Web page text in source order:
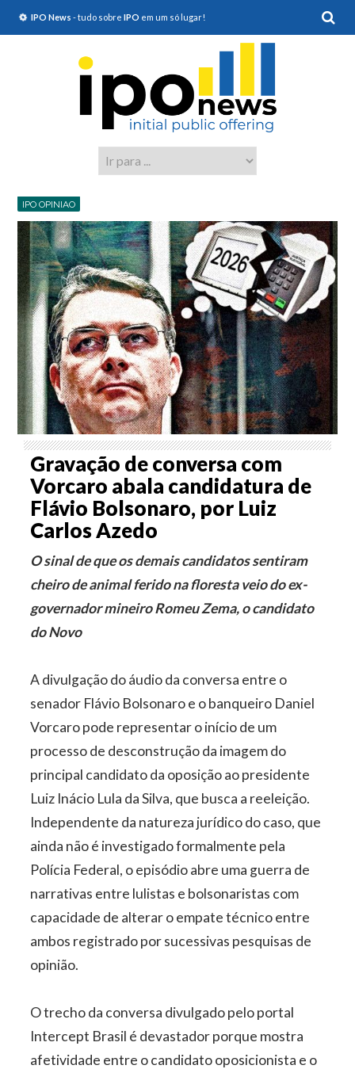
IPO News - tudo sobre IPO em um só lugar!
IPO OPINIAO
Gravação de conversa com
Vorcaro abala candidatura de
Flávio Bolsonaro, por Luiz
Carlos Azedo
O sinal de que os demais candidatos sentiram
cheiro de animal ferido na floresta veio do ex-
governador mineiro Romeu Zema, o candidato
do Novo
A divulgação do áudio da conversa entre o
senador Flávio Bolsonaro e o banqueiro Daniel
Vorcaro pode representar o início de um
processo de desconstrução da imagem do
principal candidato da oposição ao presidente
Luiz Inácio Lula da Silva, que busca a reeleição.
Independente da natureza jurídico do caso, que
ainda não é investigado formalmente pela
Polícia Federal, o episódio abre uma guerra de
narrativas entre lulistas e bolsonaristas com
capacidade de alterar o empate técnico entre
ambos registrado por sucessivas pesquisas de
opinião.
O trecho da conversa divulgado pelo portal
Intercept Brasil é devastador porque mostra
afetividade entre o candidato oposicionista e o